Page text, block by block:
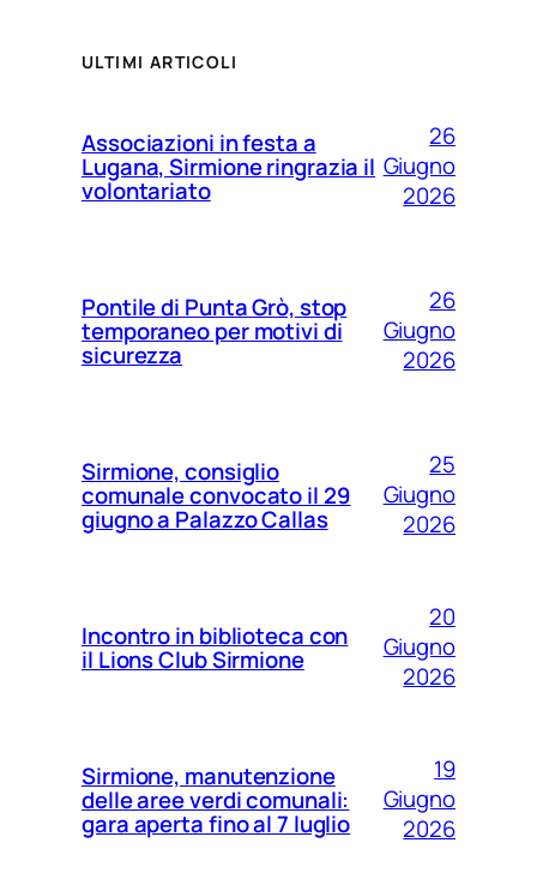
ULTIMI ARTICOLI
Associazioni in festa a
Lugana, Sirmione ringrazia il
volontariato
26
Giugno
2026
Pontile di Punta Grò, stop
temporaneo per motivi di
sicurezza
26
Giugno
2026
Sirmione, consiglio
comunale convocato il 29
giugno a Palazzo Callas
25
Giugno
2026
Incontro in biblioteca con
il Lions Club Sirmione
20
Giugno
2026
Sirmione, manutenzione
delle aree verdi comunali:
gara aperta fino al 7 luglio
19
Giugno
2026